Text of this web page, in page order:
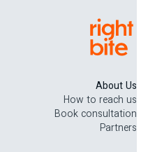
About Us
How to reach us
Book consultation
Partners